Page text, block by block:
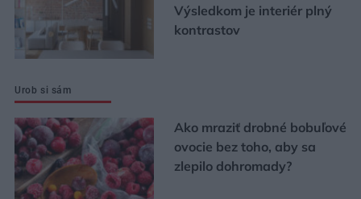
Výsledkom je interiér plný
kontrastov
Urob si sám
Ako mraziť drobné bobuľové
ovocie bez toho, aby sa
zlepilo dohromady?